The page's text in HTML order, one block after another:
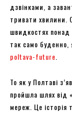
дзвінками, а
тривати хвилини.
швидкостях понад
так само буденно,
poltava-future
То як у Полтаві
пройшла шлях від
мереж. Це історія